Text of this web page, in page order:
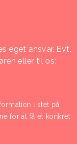
eget ansvar. Evt.
eller til os:
listet på
for at få et konkret